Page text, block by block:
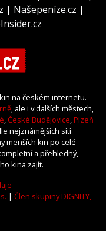
| Našepeníze.cz |
na českém internetu.
, ale i v dalších městech,
,České Budějovice,Plzeň
nejznámějších sítí
menších kin po celé
a přehledný,
kina zajít.
| Člen skupiny DIGNITY,